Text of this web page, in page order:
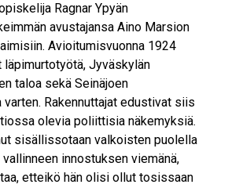
Ragnar Ypyän
avustajansa Aino Marsion
Avioitumisvuonna 1924
Jyväskylän
taloa sekä Seinäjoen
Rakennuttajat edustivat siis
olevia poliittisia näkemyksiä.
sisällissotaan valkoisten puolella
innostuksen viemänä,
etteikö hän olisi ollut tosissaan